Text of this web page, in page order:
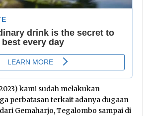
kami sudah melakukan
perbatasan terkait adanya dugaan
Gemaharjo, Tegalombo sampai di